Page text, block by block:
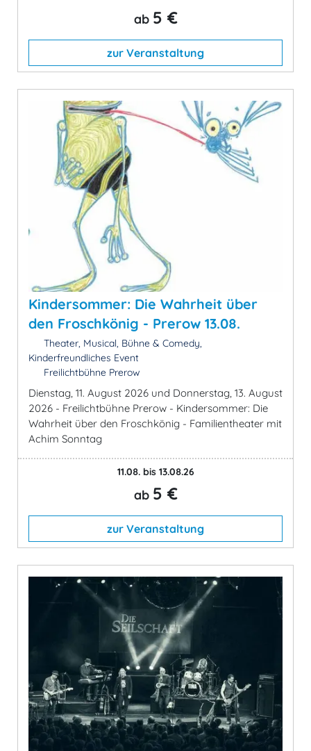
ab 5 €
zur Veranstaltung
Kindersommer: Die Wahrheit über
den Froschkönig - Prerow 13.08.
Theater, Musical, Bühne & Comedy,
Kinderfreundliches Event
Freilichtbühne Prerow
Dienstag, 11. August 2026 und Donnerstag, 13. August
2026 - Freilichtbühne Prerow - Kindersommer: Die
Wahrheit über den Froschkönig - Familientheater mit
Achim Sonntag
11.08. bis 13.08.26
ab 5 €
zur Veranstaltung